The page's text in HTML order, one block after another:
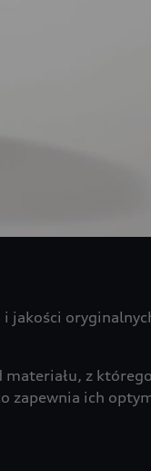
jakości
materiału, z
zapewnia ich